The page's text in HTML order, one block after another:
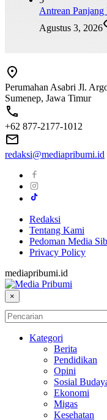
Antrean
Agustus 3, 2026
Perumahan Asabri Jl.
Sumenep, Jawa Timur
+62 877-2177-1012
redaksi@mediapribumi.id
Redaksi
Tentang Kami
Pedoman Media
Privacy Policy
mediapribumi.id
×
Kategori
Berita
Pendidikan
Opini
Sosial
Ekonomi
Migas
Kesehatan